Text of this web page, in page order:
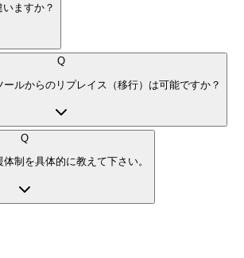
ますか？
Q
ルからのリプレイス（移行）は可能ですか？
Q
制を具体的に教えて下さい。